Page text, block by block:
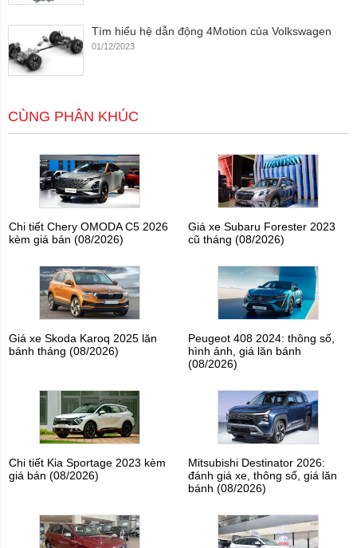
Tìm hiểu hệ dẫn động 4Motion của Volkswagen
01/12/2023
CÙNG PHÂN KHÚC
Chi tiết Chery OMODA C5 2026
kèm giá bán (08/2026)
Giá xe Subaru Forester 2023
cũ tháng (08/2026)
Giá xe Skoda Karoq 2025 lăn
bánh tháng (08/2026)
Peugeot 408 2024: thông số,
hình ảnh, giá lăn bánh
(08/2026)
Chi tiết Kia Sportage 2023 kèm
giá bán (08/2026)
Mitsubishi Destinator 2026:
đánh giá xe, thông số, giá lăn
bánh (08/2026)